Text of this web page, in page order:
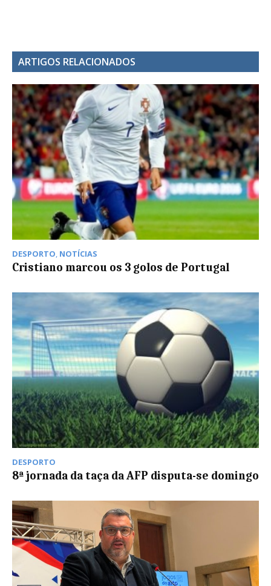
ARTIGOS RELACIONADOS
DESPORTO, NOTÍCIAS
Cristiano marcou os 3 golos de Portugal
DESPORTO
8ª jornada da taça da AFP disputa-se domingo